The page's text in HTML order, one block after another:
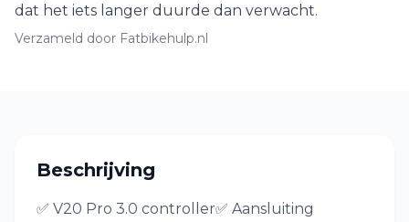
dat het iets langer duurde dan verwacht.
Verzameld door Fatbikehulp.nl
Beschrijving
✅ V20 Pro 3.0 controller✅ Aansluiting